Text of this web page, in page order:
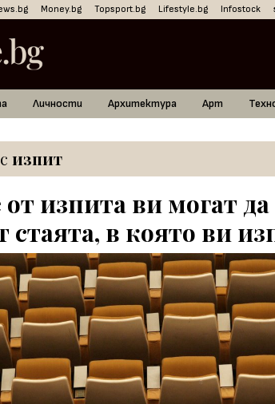
Money.bg Topsport.bg Lifestyle.bg Infostock
Личности Архитектура Арт
изпит
от изпита ви могат
стаята, в която ви